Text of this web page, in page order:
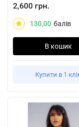
2,600 грн.
130,00 балів
В кошик
Купити в 1